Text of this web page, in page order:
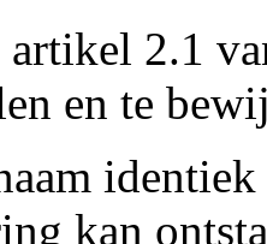
2.1
en te
kan